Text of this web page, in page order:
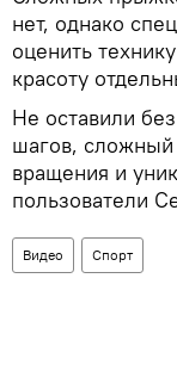
нет, однако
оценить
красоту
Не оставили
шагов, сложный
вращения и
пользователи
Видео Спорт